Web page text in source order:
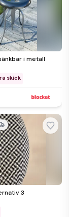
i metall
skick
3